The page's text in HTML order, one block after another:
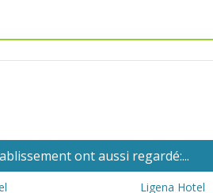
ont aussi regardé:...
Ligena Hotel